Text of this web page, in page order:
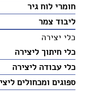
חומרי לוח גיר
ליבוד צמר
כלי יצירה
כלי חיתוך ליצירה
כלי עבודה ליצירה
ספוגים ומכחולים